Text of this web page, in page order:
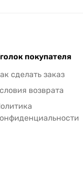
покупателя
сделать заказ
возврата